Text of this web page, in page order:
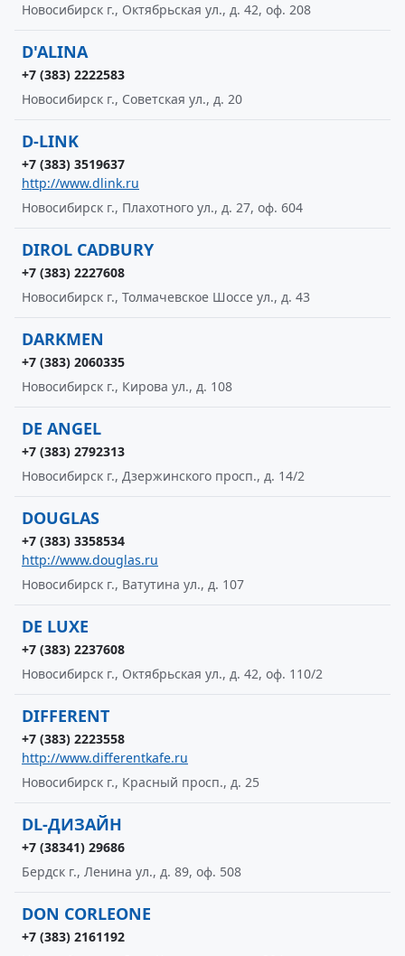
Новосибирск г., Октябрьская ул., д. 42, оф. 208
D'ALINA
+7 (383) 2222583
Новосибирск г., Советская ул., д. 20
D-LINK
+7 (383) 3519637
http://www.dlink.ru
Новосибирск г., Плахотного ул., д. 27, оф. 604
DIROL CADBURY
+7 (383) 2227608
Новосибирск г., Толмачевское Шоссе ул., д. 43
DARKMEN
+7 (383) 2060335
Новосибирск г., Кирова ул., д. 108
DE ANGEL
+7 (383) 2792313
Новосибирск г., Дзержинского просп., д. 14/2
DOUGLAS
+7 (383) 3358534
http://www.douglas.ru
Новосибирск г., Ватутина ул., д. 107
DE LUXE
+7 (383) 2237608
Новосибирск г., Октябрьская ул., д. 42, оф. 110/2
DIFFERENT
+7 (383) 2223558
http://www.differentkafe.ru
Новосибирск г., Красный просп., д. 25
DL-ДИЗАЙН
+7 (38341) 29686
Бердск г., Ленина ул., д. 89, оф. 508
DON CORLEONE
+7 (383) 2161192